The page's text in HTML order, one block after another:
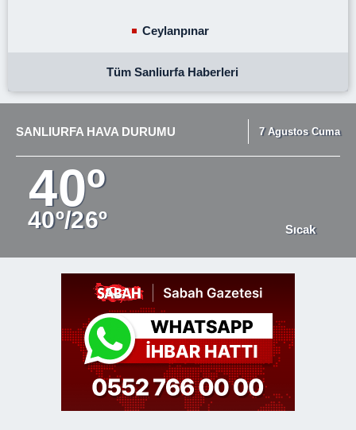
Ceylanpınar
Tüm Sanliurfa Haberleri
SANLIURFA HAVA DURUMU 7 Agustos Cuma
40º
40º/26º Sıcak